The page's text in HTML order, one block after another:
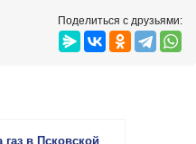
Поделиться с друзьями:
в Псковской